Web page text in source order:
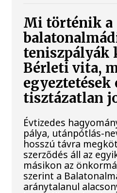
Mi történik a
teniszpályák
Bérleti vita,
egyeztetések
tisztázatlan
Évtizedes
pálya, utánpótlás-
hosszú távra
szerződés áll az
másikon az
szerint a
aránytalanul